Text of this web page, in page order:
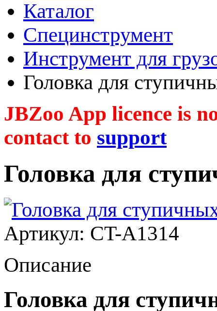
Каталог
Специнструмент
Инструмент для
Головка для
JBZoo App licence is
contact to support
Головка для
Артикул: CT-A1314
Описание
Головка для